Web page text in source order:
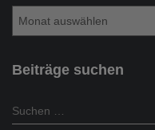
tBeiträge suchen
S
u
Suchen …